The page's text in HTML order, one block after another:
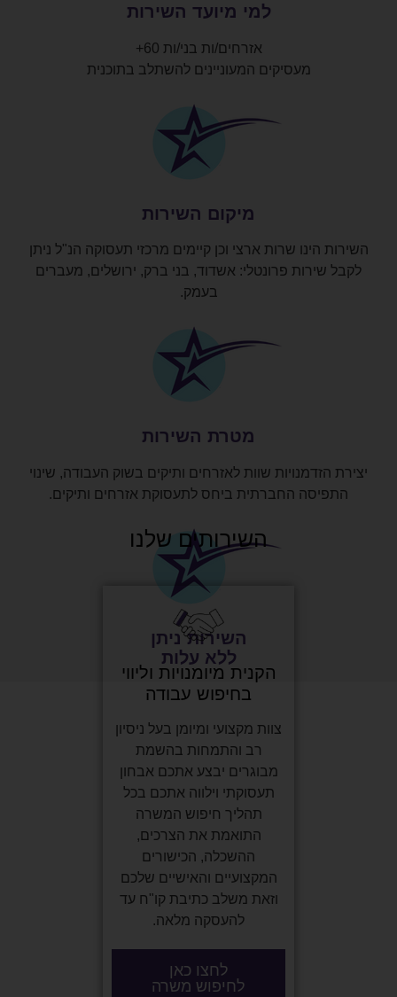
למי מיועד השירות
אזרחים/ות בני/ות 60+
מעסיקים המעוניינים להשתלב בתוכנית
מיקום השירות
השירות הינו שרות ארצי וכן קיימים מרכזי תעסוקה הנ"ל ניתן
לקבל שירות פרונטלי: אשדוד, בני ברק, ירושלים, מעברים
בעמק.
מטרת השירות
יצירת הזדמנויות שוות לאזרחים ותיקים בשוק העבודה, שינוי
התפיסה החברתית ביחס לתעסוקת אזרחים ותיקים.
השירות ניתן
ללא עלות
השירותים שלנו
הקנית מיומנויות וליווי
בחיפוש עבודה
צוות מקצועי ומיומן בעל ניסיון
רב והתמחות בהשמת
מבוגרים יבצע אתכם אבחון
תעסוקתי וילווה אתכם בכל
תהליך חיפוש המשרה
התואמת את הצרכים,
ההשכלה, הכישורים
המקצועיים והאישיים שלכם
וזאת משלב כתיבת קו"ח עד
להעסקה מלאה.
לחצו כאן
לחיפוש משרה